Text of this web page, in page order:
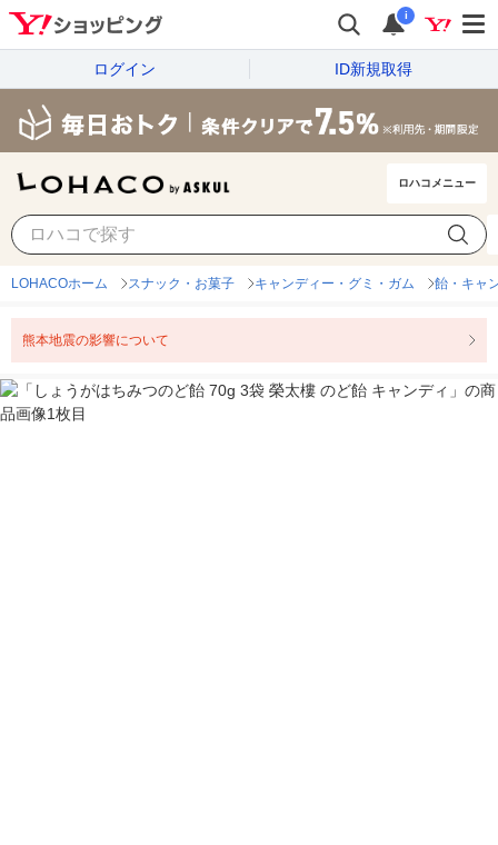
i
ログイン ID新規取得
ロハコメニュー
LOHACOホーム スナック・お菓子 キャンディー・グミ・ガム 飴・キャ
熊本地震の影響について